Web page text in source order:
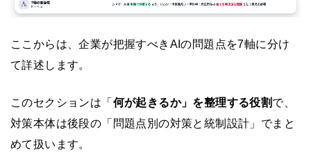
ここからは、企業が把握すべきAIの問題点を7軸に分け
て詳述します。
このセクションは「 何が起きるか」を整理する役割で、
対策本体は後段の「問題点別の対策と統制設計」でまと
めて扱います。